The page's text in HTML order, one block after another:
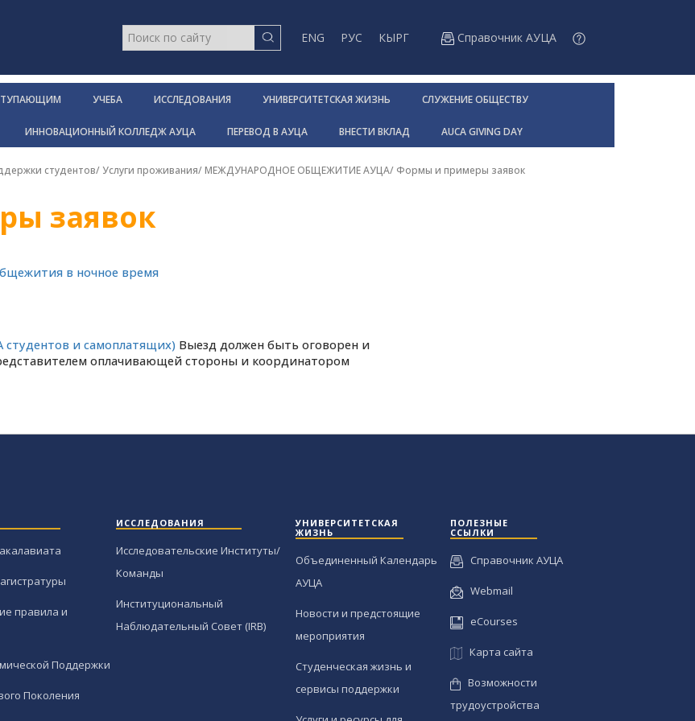
ENG РУС КЫРГ Справочник АУЦА
УЧЕБА ИССЛЕДОВАНИЯ УНИВЕРСИТЕТСКАЯ ЖИЗНЬ СЛУЖЕНИЕ ОБЩЕСТВУ
ИННОВАЦИОННЫЙ КОЛЛЕДЖ АУЦА ПЕРЕВОД В АУЦА ВНЕСТИ ВКЛАД AUCA GIVING DAY
студентов/ Услуги проживания/МЕЖДУНАРОДНОЕ ОБЩЕЖИТИЕ АУЦА/ Формы и примеры заявок
заявок
в ночное время
и самоплатящих) Выезд должен быть оговорен и
оплачивающей стороны и координатором
правила и
Поддержки
Поколения
ИССЛЕДОВАНИЯ
Исследовательские Институты/
Команды
Институциональный
Наблюдательный Совет (IRB)
УНИВЕРСИТЕТСКАЯ
ЖИЗНЬ
Объединенный Календарь
АУЦА
Новости и предстоящие
мероприятия
Студенческая жизнь и
сервисы поддержки
ПОЛЕЗНЫЕ
ССЫЛКИ
Справочник АУЦА
Webmail
eCourses
Карта сайта
Возможности
трудоустройства